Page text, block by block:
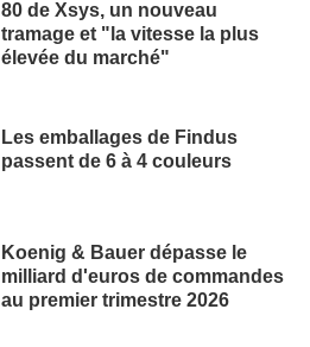
80 de Xsys, un nouveau
tramage et "la vitesse la plus
élevée du marché"
Les emballages de Findus
passent de 6 à 4 couleurs
Koenig & Bauer dépasse le
milliard d'euros de commandes
au premier trimestre 2026